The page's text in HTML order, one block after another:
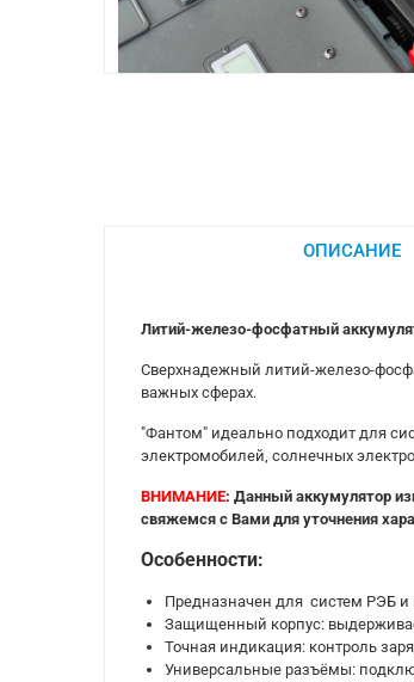
ОПИСАНИЕ
Литий-железо-фосфатный
Сверхнадежный литий-железо-
важных сферах.
"Фантом" идеально подходит для
электромобилей, солнечных
ВНИМАНИЕ: Данный аккумулятор
свяжемся с Вами для уточнения
Особенности:
Предназначен для систем РЭБ и
Защищенный корпус:
Точная индикация: контроль
Универсальные разъёмы: